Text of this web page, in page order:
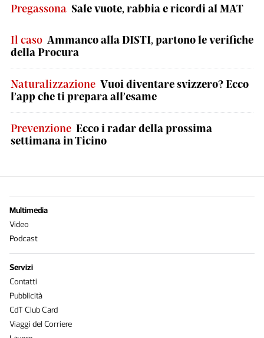
Pregassona Sale vuote, rabbia e ricordi al MAT
Il caso Ammanco alla DISTI, partono le verifiche
della Procura
Naturalizzazione Vuoi diventare svizzero? Ecco
l’app che ti prepara all’esame
Prevenzione Ecco i radar della prossima
settimana in Ticino
Multimedia
Video
Podcast
Servizi
Contatti
Pubblicità
CdT Club Card
Viaggi del Corriere